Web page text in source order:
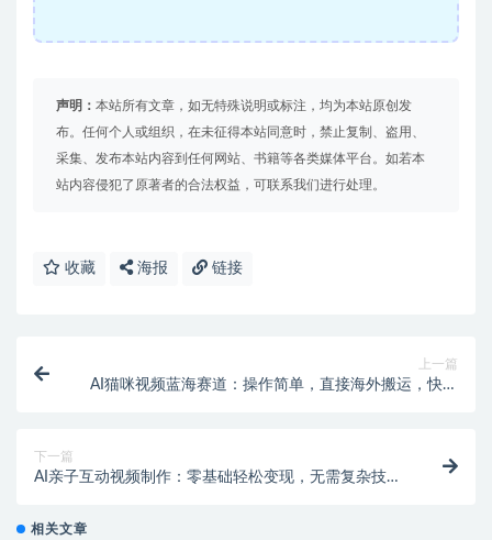
声明： 本站所有文章，如无特殊说明或标注，均为本站原创发
布。任何个人或组织，在未征得本站同意时，禁止复制、盗用、
采集、发布本站内容到任何网站、书籍等各类媒体平台。如若本
站内容侵犯了原著者的合法权益，可联系我们进行处理。
收藏 海报 链接
上一篇
AI猫咪视频蓝海赛道：操作简单，直接海外搬运，快速
下一篇
AI亲子互动视频制作：零基础轻松变现，无需复杂技
相关文章